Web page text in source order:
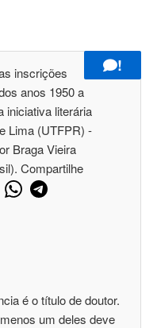
!
inscrições
anos 1950 a
iniciativa literária
Lima (UTFPR) -
Braga Vieira
Compartilhe
é o título de doutor.
um deles deve